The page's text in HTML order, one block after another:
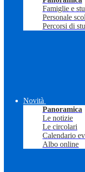
Famiglie e
Personale
Percorsi di
Novità
Panoramica
Le notizie
Le circolari
Calendario
Albo online